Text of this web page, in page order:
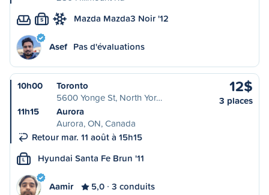
S Mazda Mazda3 Noir '12
Asef Pas d'évaluations
10h00
Toronto
5600 Yonge St, North Yor…
11h15
Aurora
Aurora, ON, Canada
Retour mar. 11 août à 15h15
12$
3 places
L Hyundai Santa Fe Brun '11
Aamir 5,0 3 conduits